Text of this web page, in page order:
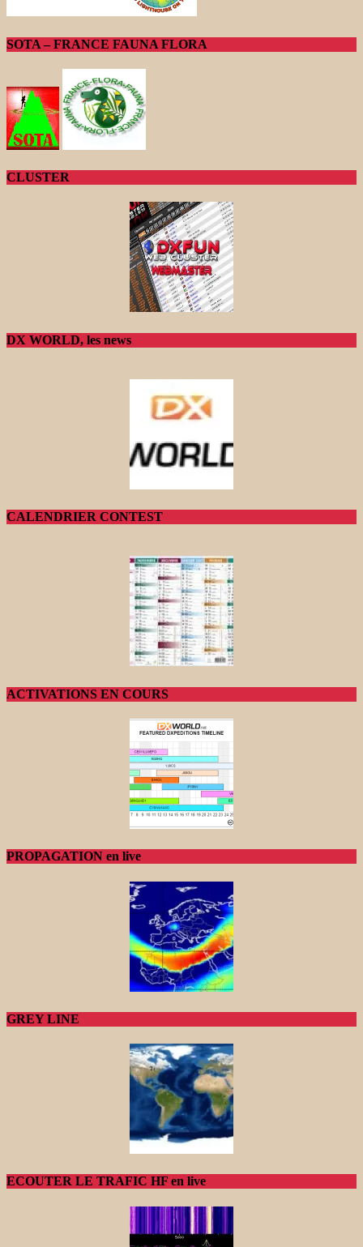
SOTA – FRANCE FAUNA FLORA
CLUSTER
DX WORLD, les news
CALENDRIER CONTEST
ACTIVATIONS EN COURS
PROPAGATION en live
GREY LINE
ECOUTER LE TRAFIC HF en live